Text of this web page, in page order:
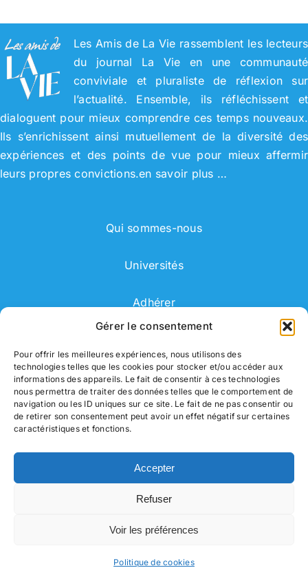
Gérer le consentement
Pour offrir les meilleures expériences, nous utilisons des
technologies telles que les cookies pour stocker et/ou accéder aux
informations des appareils. Le fait de consentir à ces technologies
nous permettra de traiter des données telles que le comportement de
navigation ou les ID uniques sur ce site. Le fait de ne pas consentir ou
de retirer son consentement peut avoir un effet négatif sur certaines
caractéristiques et fonctions.
Accepter
Refuser
Voir les préférences
Politique de cookies
Les Amis de La Vie rassemblent les lecteurs
du journal La Vie en une communauté
conviviale et pluraliste de réflexion sur
l’actualité. Ensemble, ils réfléchissent et
dialoguent pour mieux comprendre ces temps nouveaux.
Ils s’enrichissent ainsi mutuellement de la diversité des
expériences et des points de vue pour mieux affermir
leurs propres convictions.en savoir plus …
Qui sommes-nous
Universités
Adhérer
Correspondant
Nous contacter
Mentions légales